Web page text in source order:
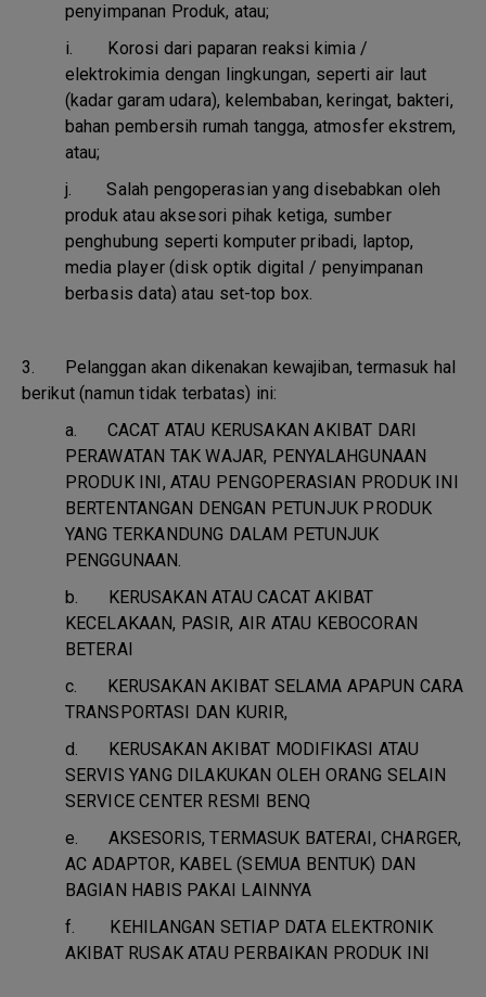
penyimpanan Produk, atau;
i. Korosi dari paparan reaksi kimia /
elektrokimia dengan lingkungan, seperti air laut
(kadar garam udara), kelembaban, keringat, bakteri,
bahan pembersih rumah tangga, atmosfer ekstrem,
atau;
j.Salah pengoperasian yang disebabkan oleh
produk atau aksesori pihak ketiga, sumber
penghubung seperti komputer pribadi, laptop,
media player (disk optik digital / penyimpanan
berbasis data) atau set-top box.
3. Pelanggan akan dikenakan kewajiban, termasuk hal
berikut (namun tidak terbatas) ini:
a. CACAT ATAU KERUSAKAN AKIBAT DARI
PERAWATAN TAK WAJAR, PENYALAHGUNAAN
PRODUK INI, ATAU PENGOPERASIAN PRODUK INI
BERTENTANGAN DENGAN PETUNJUK PRODUK
YANG TERKANDUNG DALAM PETUNJUK
PENGGUNAAN.
b. KERUSAKAN ATAU CACAT AKIBAT
KECELAKAAN, PASIR, AIR ATAU KEBOCORAN
BETERAI
c. KERUSAKAN AKIBAT SELAMA APAPUN CARA
TRANSPORTASI DAN KURIR,
d. KERUSAKAN AKIBAT MODIFIKASI ATAU
SERVIS YANG DILAKUKAN OLEH ORANG SELAIN
SERVICE CENTER RESMI BENQ
e. AKSESORIS, TERMASUK BATERAI, CHARGER,
AC ADAPTOR, KABEL (SEMUA BENTUK) DAN
BAGIAN HABIS PAKAI LAINNYA
f. KEHILANGAN SETIAP DATA ELEKTRONIK
AKIBAT RUSAK ATAU PERBAIKAN PRODUK INI